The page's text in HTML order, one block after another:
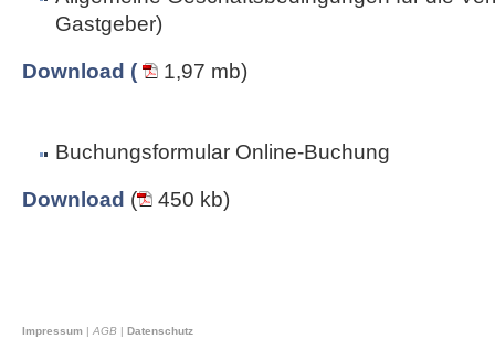
Gastgeber)
Download ( 1,97 mb)
Buchungsformular Online-Buchung
Download ( 450 kb)
Impressum | AGB | Datenschutz